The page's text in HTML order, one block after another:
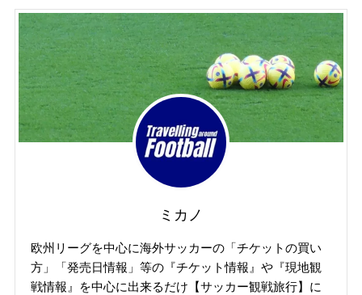
ミカノ
欧州リーグを中心に海外サッカーの「チケットの買い
方」「発売日情報」等の『チケット情報』や『現地観
戦情報』を中心に出来るだけ【サッカー観戦旅行】に